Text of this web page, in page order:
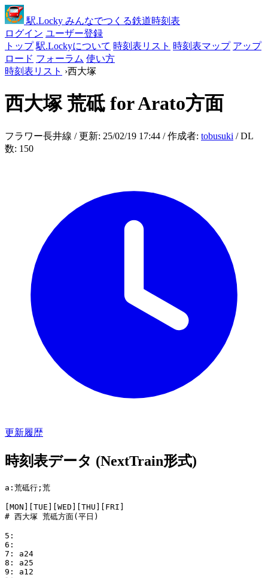
駅.Locky みんなでつくる鉄道時刻表
ログイン ユーザー登録
トップ 駅.Lockyについて 時刻表リスト 時刻表マップ アップ
ロード フォーラム 使い方
時刻表リスト ›西大塚
西大塚荒砥 for Arato方面
フラワー長井線 / 更新: 25/02/19 17:44 / 作成者: tobusuki / DL
数: 150
更新履歴
時刻表データ (NextTrain形式)
a:荒砥行;荒
[MON][TUE][WED][THU][FRI]
# 西大塚 荒砥方面(平日)
5:
6:
7: a24
8: a25
9: a12